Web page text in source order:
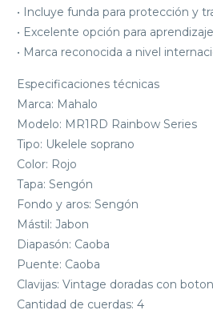
• Incluye funda para protección y
• Excelente opción para
• Marca reconocida a nivel
Especificaciones técnicas
Marca: Mahalo
Modelo: MR1RD Rainbow Series
Tipo: Ukelele soprano
Color: Rojo
Tapa: Sengón
Fondo y aros: Sengón
Mástil: Jabon
Diapasón: Caoba
Puente: Caoba
Clavijas: Vintage doradas con
Cantidad de cuerdas: 4